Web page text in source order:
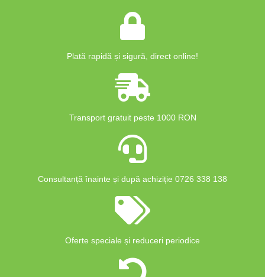
Plată rapidă și sigură, direct online!
Transport gratuit peste 1000 RON
Consultanță înainte și după achiziție 0726 338 138
Oferte speciale și reduceri periodice